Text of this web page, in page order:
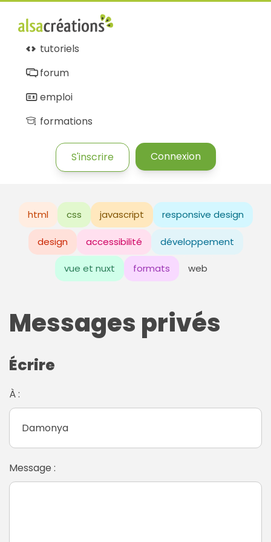
tutoriels
forum
emploi
formations
S'inscrire Connexion
html css javascript responsive design
design accessibilité développement
vue et nuxt formats web
Messages privés
Écrire
À :
Message :